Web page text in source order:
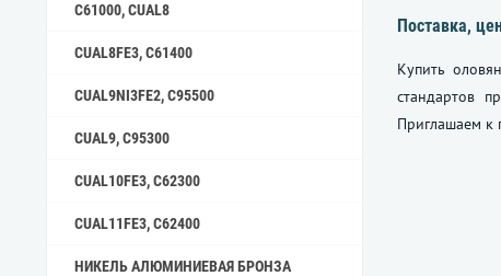
C61000, CUAL8
CUAL8FE3, C61400
CUAL9NI3FE2, C95500
CUAL9, C95300
CUAL10FE3, C62300
CUAL11FE3, C62400
НИКЕЛЬ АЛЮМИНИЕВАЯ БРОНЗА
Поставка,
Купить
стандартов
Приглашаем к